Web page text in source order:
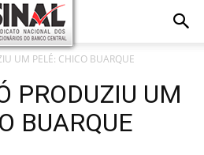
UM PELÉ: CHICO BUARQUE
PRODUZIU UM
BUARQUE